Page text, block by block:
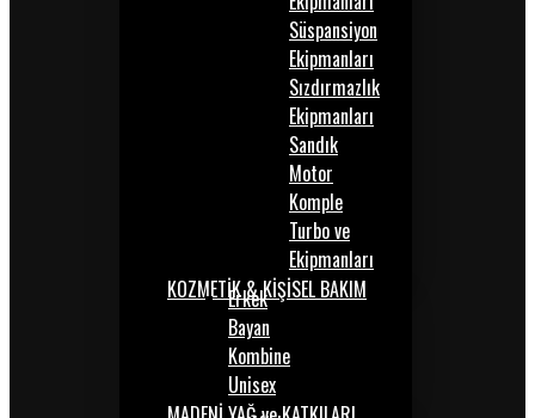
Süspansiyon
Ekipmanları
Sızdırmazlık
Ekipmanları
Sandık
Motor
Komple
Turbo ve
Ekipmanları
KOZMETİK & KİŞİSEL BAKIM
Erkek
Bayan
Kombine
Unisex